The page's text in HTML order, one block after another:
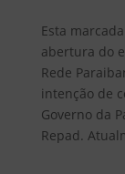
Esta
abertura do
Rede
intenção de
Governo da
Repad.